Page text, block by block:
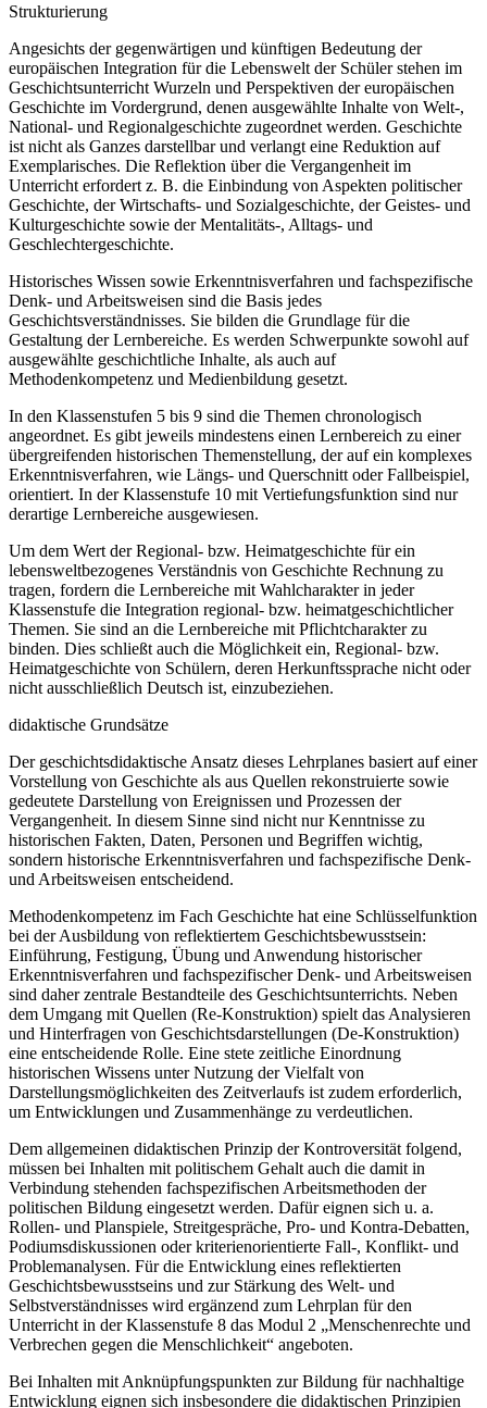
Strukturierung
Angesichts der gegenwärtigen und künftigen Bedeutung der
europäischen Integration für die Lebenswelt der Schüler stehen im
Geschichtsunterricht Wurzeln und Perspektiven der europäischen
Geschichte im Vordergrund, denen ausgewählte Inhalte von Welt-,
National- und Regionalgeschichte zugeordnet werden. Geschichte
ist nicht als Ganzes darstellbar und verlangt eine Reduktion auf
Exemplarisches. Die Reflektion über die Vergangenheit im
Unterricht erfordert z. B. die Einbindung von Aspekten politischer
Geschichte, der Wirtschafts- und Sozialgeschichte, der Geistes- und
Kulturgeschichte sowie der Mentalitäts-, Alltags- und
Geschlechtergeschichte.
Historisches Wissen sowie Erkenntnisverfahren und fachspezifische
Denk- und Arbeitsweisen sind die Basis jedes
Geschichtsverständnisses. Sie bilden die Grundlage für die
Gestaltung der Lernbereiche. Es werden Schwerpunkte sowohl auf
ausgewählte geschichtliche Inhalte, als auch auf
Methodenkompetenz und Medienbildung gesetzt.
In den Klassenstufen 5 bis 9 sind die Themen chronologisch
angeordnet. Es gibt jeweils mindestens einen Lernbereich zu einer
übergreifenden historischen Themenstellung, der auf ein komplexes
Erkenntnisverfahren, wie Längs- und Querschnitt oder Fallbeispiel,
orientiert. In der Klassenstufe 10 mit Vertiefungsfunktion sind nur
derartige Lernbereiche ausgewiesen.
Um dem Wert der Regional- bzw. Heimatgeschichte für ein
lebensweltbezogenes Verständnis von Geschichte Rechnung zu
tragen, fordern die Lernbereiche mit Wahlcharakter in jeder
Klassenstufe die Integration regional- bzw. heimatgeschichtlicher
Themen. Sie sind an die Lernbereiche mit Pflichtcharakter zu
binden. Dies schließt auch die Möglichkeit ein, Regional- bzw.
Heimatgeschichte von Schülern, deren Herkunftssprache nicht oder
nicht ausschließlich Deutsch ist, einzubeziehen.
didaktische Grundsätze
Der geschichtsdidaktische Ansatz dieses Lehrplanes basiert auf einer
Vorstellung von Geschichte als aus Quellen rekonstruierte sowie
gedeutete Darstellung von Ereignissen und Prozessen der
Vergangenheit. In diesem Sinne sind nicht nur Kenntnisse zu
historischen Fakten, Daten, Personen und Begriffen wichtig,
sondern historische Erkenntnisverfahren und fachspezifische Denk-
und Arbeitsweisen entscheidend.
Methodenkompetenz im Fach Geschichte hat eine Schlüsselfunktion
bei der Ausbildung von reflektiertem Geschichtsbewusstsein:
Einführung, Festigung, Übung und Anwendung historischer
Erkenntnisverfahren und fachspezifischer Denk- und Arbeitsweisen
sind daher zentrale Bestandteile des Geschichtsunterrichts. Neben
dem Umgang mit Quellen (Re-Konstruktion) spielt das Analysieren
und Hinterfragen von Geschichtsdarstellungen (De-Konstruktion)
eine entscheidende Rolle. Eine stete zeitliche Einordnung
historischen Wissens unter Nutzung der Vielfalt von
Darstellungsmöglichkeiten des Zeitverlaufs ist zudem erforderlich,
um Entwicklungen und Zusammenhänge zu verdeutlichen.
Dem allgemeinen didaktischen Prinzip der Kontroversität folgend,
müssen bei Inhalten mit politischem Gehalt auch die damit in
Verbindung stehenden fachspezifischen Arbeitsmethoden der
politischen Bildung eingesetzt werden. Dafür eignen sich u. a.
Rollen- und Planspiele, Streitgespräche, Pro- und Kontra-Debatten,
Podiumsdiskussionen oder kriterienorientierte Fall-, Konflikt- und
Problemanalysen. Für die Entwicklung eines reflektierten
Geschichtsbewusstseins und zur Stärkung des Welt- und
Selbstverständnisses wird ergänzend zum Lehrplan für den
Unterricht in der Klassenstufe 8 das Modul 2 „Menschenrechte und
Verbrechen gegen die Menschlichkeit“ angeboten.
Bei Inhalten mit Anknüpfungspunkten zur Bildung für nachhaltige
Entwicklung eignen sich insbesondere die didaktischen Prinzipien